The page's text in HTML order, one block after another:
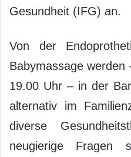
Gesundheit (IFG) an.
Von der
Babymassage
19.00 Uhr – in der
alternativ im
diverse
neugierige Fragen